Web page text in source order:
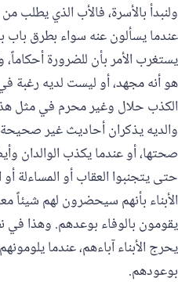
ولنبدأ بالأسرة، فالأب الذي يطلب
عندما يسألون عنه سواء بطرق باب
يستغرب الأمر بأن للضرورة
هو أنه مجهد، أو ليست لديه رغبة
الكذب حلال وغير محرم في مثل
والديه يذكران أحاديث غير
صحتها، أو عندما يكذب الوالدان
حتى يتجنبوا العقاب أو المساءلة أو
الأبناء بأنهم سيحضرون لهم شيئاً
يقومون بالوفاء بوعدهم. وهذا في
يحرج الأبناء آباءهم، عندما
بوعودهم.